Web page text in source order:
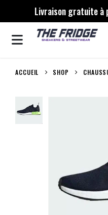
Livraison gratuite à
ACCUEIL SHOP